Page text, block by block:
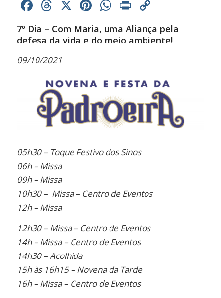
Facebook
Threads
X Pinterest
WhatsApp
Print
Link
7º Dia – Com Maria, uma Aliança pela
defesa da vida e do meio ambiente!
09/10/2021
05h30 – Toque Festivo dos Sinos
06h – Missa
09h – Missa
10h30 – Missa – Centro de Eventos
12h – Missa
12h30 – Missa – Centro de Eventos
14h – Missa – Centro de Eventos
14h30 – Acolhida
15h às 16h15 – Novena da Tarde
16h – Missa – Centro de Eventos